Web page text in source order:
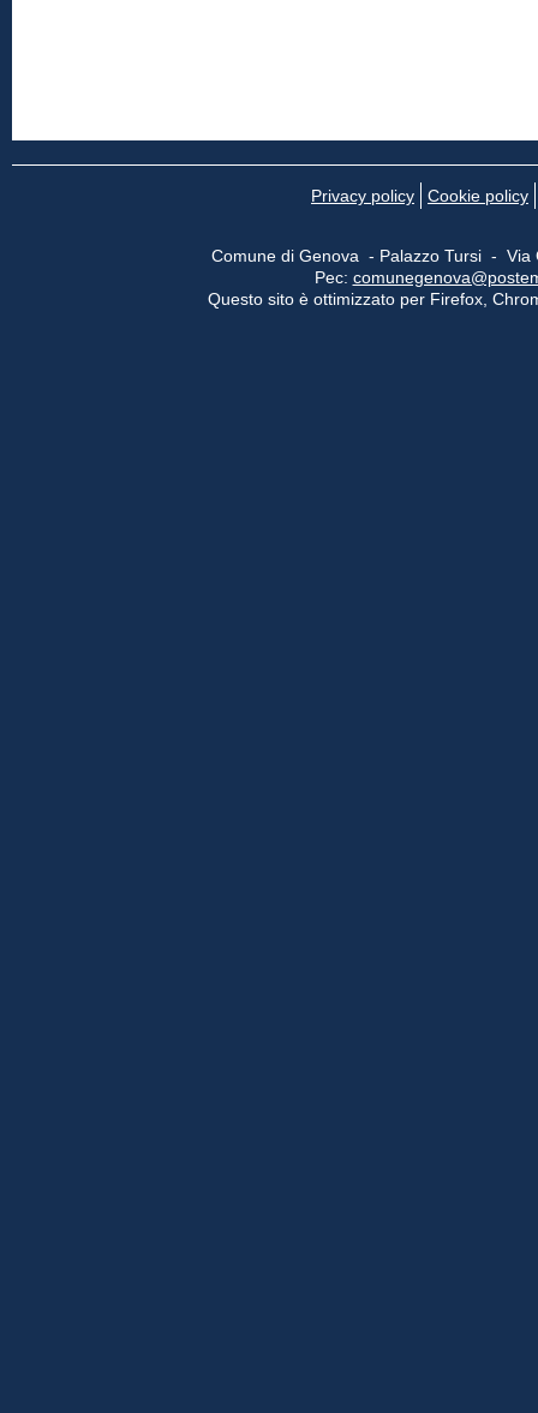
Privacy policy Cookie policy
Comune di Genova - Palazzo Tursi -
Pec:
Questo sito è ottimizzato per Firefox,